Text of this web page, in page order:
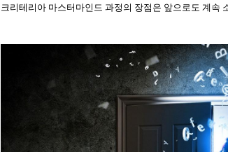
크리테리아 마스터마인드 과정의 장점은 앞으로도 계속